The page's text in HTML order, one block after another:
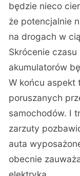
będzie nieco
że potencjalnie
na drogach w
Skrócenie
akumulatorów
W końcu aspekt
poruszanych
samochodów. I
zarzuty
auta
obecnie